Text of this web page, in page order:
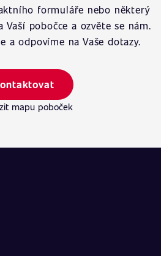
formuláře nebo některý
pobočce a ozvěte se nám.
a odpovíme na Vaše dotazy.
mapu poboček